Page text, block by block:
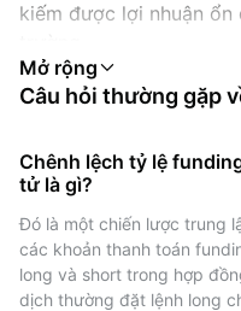
kiếm được lợi nhuận
Không giống như
thường, thường liên
funding tập trung vào
các hợp đồng phái sinh.
Những loại phí này
mua (long) và người
vĩnh cửu với giá thị
Câu hỏi thường gặp
Chênh lệch tỷ lệ
tử là gì?
Đó là một chiến lược trung
các khoản thanh toán
long và short trong hợp
dịch thường đặt lệnh long